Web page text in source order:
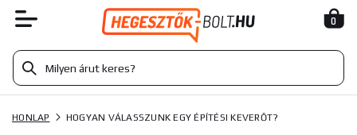
0
HONLAP HOGYAN VÁLASSZUNK EGY ÉPÍTÉSI KEVERŐT?